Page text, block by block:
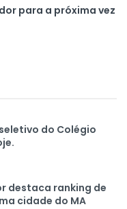
para a próxima vez
do Colégio
destaca ranking de
cidade do MA